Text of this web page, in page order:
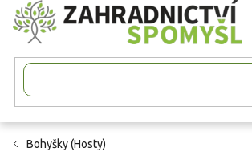
Přejít
na
obsah
Bohyšky (Hosty)